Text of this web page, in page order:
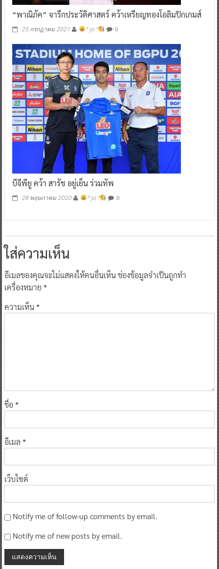
“พาณิภัค” จารึกประวัติศาสตร์ คว้าเหรียญทองโอลิมปิกเกมส์
25 กรกฎาคม 2021 ^ jo ^ 0
บีจีพียู คว้า สารัช อยู่เย็น ร่วมทัพ
28 พฤษภาคม 2020 ^ jo ^ 0
ใส่ความเห็น
อีเมลของคุณจะไม่แสดงให้คนอื่นเห็นช่องข้อมูลจำเป็นถูกทำ
เครื่องหมาย *
ความเห็น*
ชื่อ *
อีเมล *
เว็บไซต์
Notify me of follow-up comments by email.
Notify me of new posts by email.